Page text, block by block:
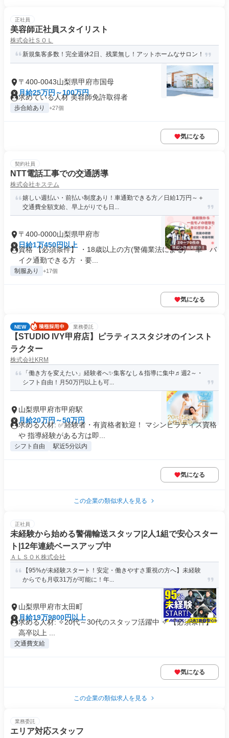
正社員
美容師正社員スタイリスト
株式会社ＳＯＬ
新規集客多数！完全週休2日、残業無し！アットホームなサロン！
〒400-0043山梨県甲府市国母
月給25万円～100万円
求めている人材 美容師免許取得者
歩合給あり +27個
気になる
契約社員
NTT電話工事での交通誘導
株式会社キステム
嬉しい週払い・前払い制度あり！車通勤できる方／日給1万円～＋
交通費全額支給、早上がりでも日...
〒400-0000山梨県甲府市
日給1万450円以上
資格 【必須条件】 ・18歳以上の方(警備業法による) ・車・バ
イク通勤できる方 ・要...
制服あり +17個
気になる
NEW 業務委託
【STUDIO IVY甲府店】ピラティススタジオのインスト
ラクター
株式会社KRM
「働き方を変えたい」経験者へ✨集客なし＆指導に集中♬週2～・
シフト自由！月50万円以上も可...
山梨県甲府市甲府駅
月給20万円～50万円
求める人材: ✅経験者・有資格者歓迎！ マシンピラティス資格
や 指導経験がある方は即...
シフト自由 駅近5分以内
気になる
この企業の類似求人を見る
正社員
未経験から始める警備輸送スタッフ|2人1組で安心スター
ト|12年連続ベースアップ中
ＡＬＳＯＫ株式会社
【95%が未経験スタート！安定・働きやすさ重視の方へ】未経験
からでも月収31万が可能に！年...
山梨県甲府市太田町
月給19万9800円以上
求める人材: ✧20代～30代のスタッフ活躍中 ✧ 【必須条件】 *
高卒以上 ...
交通費支給
気になる
この企業の類似求人を見る
業務委託
エリア対応スタッフ